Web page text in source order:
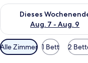
Dieses
Aug. 7 - Aug. 9
Überprüfe die
Verfügbare
Filter
Alle Zimmer 1 Bett 2